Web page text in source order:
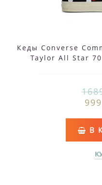
Кеды Converse
Taylor All Star
В